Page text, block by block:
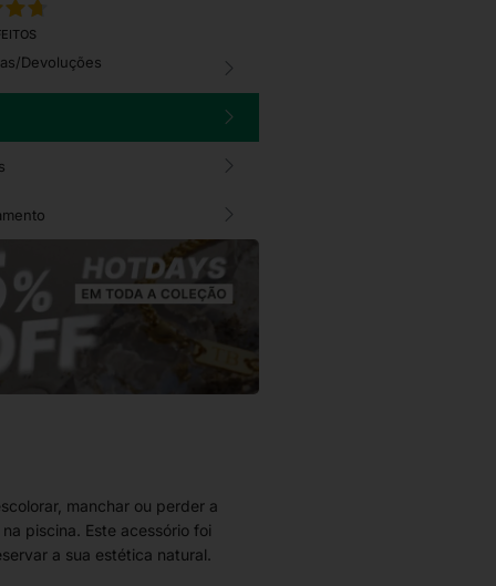
Devoluções
manchar ou perder a
piscina. Este acessório foi
a sua estética natural.